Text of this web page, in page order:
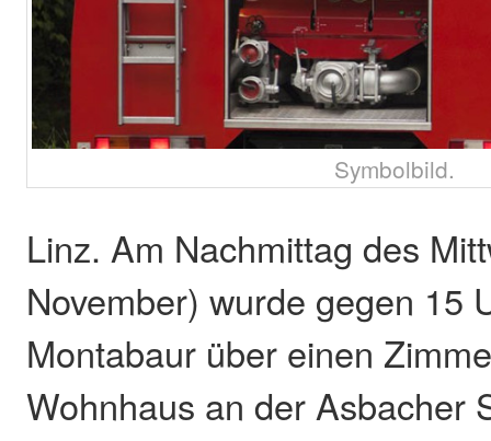
Symbolbild.
Linz. Am Nachmittag des
November) wurde gegen 15
Montabaur über einen
Wohnhaus an der Asbacher